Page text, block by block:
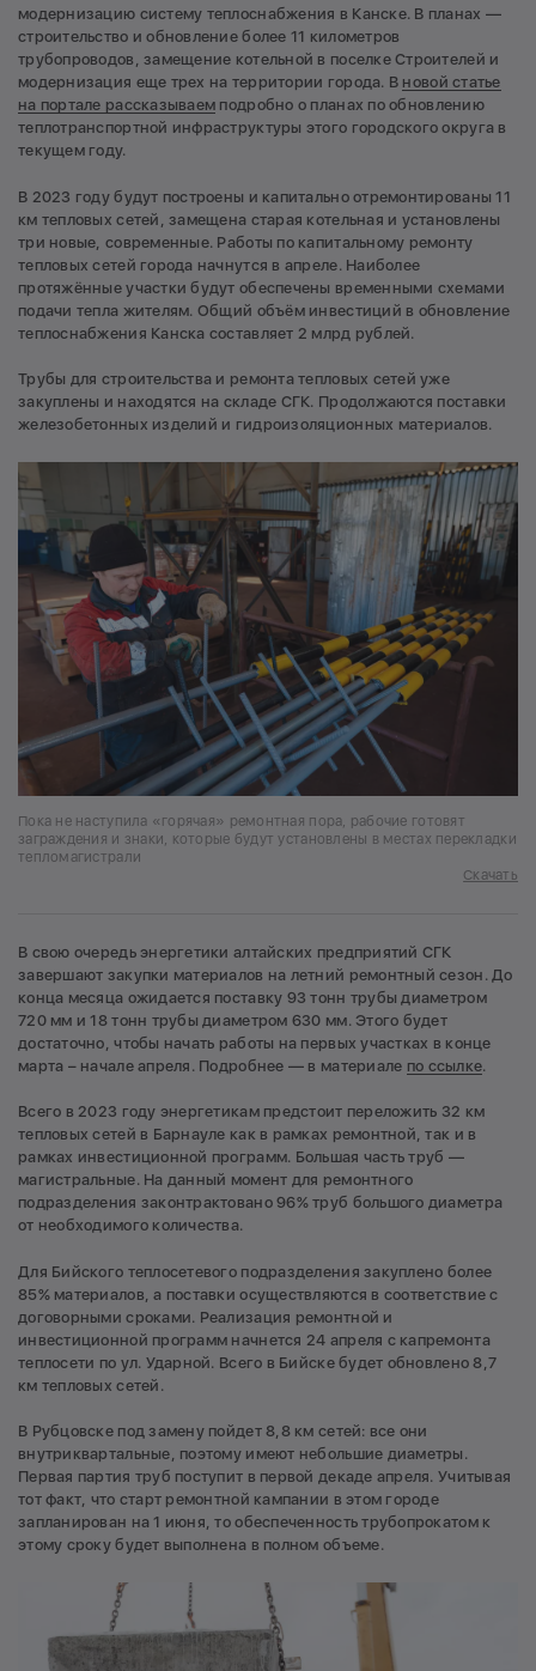
модернизацию систему теплоснабжения в Канске. В планах —
строительство и обновление более 11 километров
трубопроводов, замещение котельной в поселке Строителей и
модернизация еще трех на территории города. В новой статье
на портале рассказываем подробно о планах по обновлению
теплотранспортной инфраструктуры этого городского округа в
текущем году.
В 2023 году будут построены и капитально отремонтированы 11
км тепловых сетей, замещена старая котельная и установлены
три новые, современные. Работы по капитальному ремонту
тепловых сетей города начнутся в апреле. Наиболее
протяжённые участки будут обеспечены временными схемами
подачи тепла жителям. Общий объём инвестиций в обновление
теплоснабжения Канска составляет 2 млрд рублей.
Трубы для строительства и ремонта тепловых сетей уже
закуплены и находятся на складе СГК. Продолжаются поставки
железобетонных изделий и гидроизоляционных материалов.
Пока не наступила «горячая» ремонтная пора, рабочие готовят
заграждения и знаки, которые будут установлены в местах перекладки
тепломагистрали
Скачать
В свою очередь энергетики алтайских предприятий СГК
завершают закупки материалов на летний ремонтный сезон. До
конца месяца ожидается поставку 93 тонн трубы диаметром
720 мм и 18 тонн трубы диаметром 630 мм. Этого будет
достаточно, чтобы начать работы на первых участках в конце
марта – начале апреля. Подробнее — в материале по ссылке.
Всего в 2023 году энергетикам предстоит переложить 32 км
тепловых сетей в Барнауле как в рамках ремонтной, так и в
рамках инвестиционной программ. Большая часть труб —
магистральные. На данный момент для ремонтного
подразделения законтрактовано 96% труб большого диаметра
от необходимого количества.
Для Бийского теплосетевого подразделения закуплено более
85% материалов, а поставки осуществляются в соответствие с
договорными сроками. Реализация ремонтной и
инвестиционной программ начнется 24 апреля с капремонта
теплосети по ул. Ударной. Всего в Бийске будет обновлено 8,7
км тепловых сетей.
В Рубцовске под замену пойдет 8,8 км сетей: все они
внутриквартальные, поэтому имеют небольшие диаметры.
Первая партия труб поступит в первой декаде апреля. Учитывая
тот факт, что старт ремонтной кампании в этом городе
запланирован на 1 июня, то обеспеченность трубопрокатом к
этому сроку будет выполнена в полном объеме.